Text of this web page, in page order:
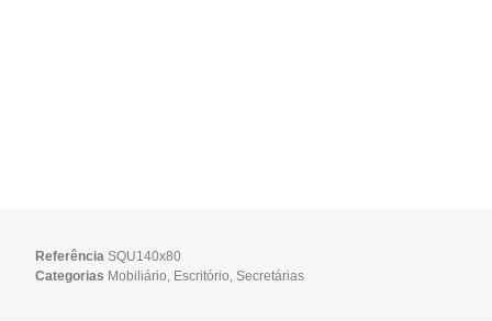
ReferênciaSQU140x80
Categorias Mobiliário Escritório ,Secretárias